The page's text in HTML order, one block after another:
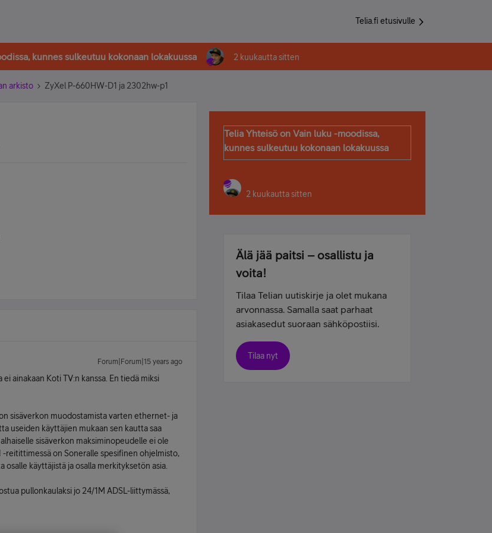
Telia.fi etusivulle
kunnes sulkeutuu kokonaan lokakuussa 2 kuukautta sitten
arkisto ZyXel P-660HW-D1 ja 2302hw-p1
Forum|Forum|15 years ago
ainakaan Koti TV:n kanssa. En tiedä miksi
sisäverkon muodostamista varten ethernet- ja
useiden käyttäjien mukaan sen kautta saa
sisäverkon maksiminopeudelle ei ole
reitittimessä on Soneralle spesifinen ohjelmisto,
käyttäjistä ja osalla merkityksetön asia.
pullonkaulaksi jo 24/1M ADSL-liittymässä,
Telia Yhteisö on Vain luku -moodissa,
kunnes sulkeutuu kokonaan lokakuussa
2 kuukautta sitten
Älä jää paitsi – osallistu ja
voita!
Tilaa Telian uutiskirje ja olet mukana
arvonnassa. Samalla saat parhaat
asiakasedut suoraan sähköpostiisi.
Tilaa nyt